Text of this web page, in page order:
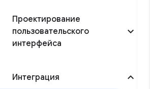
Проектирование
пользовательского
интерфейса
Интеграция